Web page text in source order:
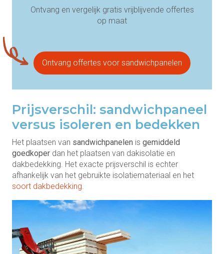
Ontvang en vergelijk gratis vrijblijvende offertes
op maat
Ontvang offertes voor sandwichpanelen
Prijsverschil: sandwichpaneel
versus isoleren en bedekken
Het plaatsen van sandwichpanelen is gemiddeld
goedkoper dan het plaatsen van dakisolatie en
dakbedekking. Het exacte prijsverschil is echter
afhankelijk van het gebruikte isolatiemateriaal en het
soort dakbedekking